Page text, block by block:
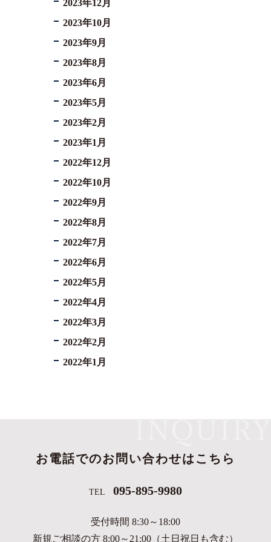
2023年12月
2023年10月
2023年9月
2023年8月
2023年6月
2023年5月
2023年2月
2023年1月
2022年12月
2022年10月
2022年9月
2022年8月
2022年7月
2022年6月
2022年5月
2022年4月
2022年3月
2022年2月
2022年1月
お電話でのお問い合わせはこちら
TEL 095-895-9980
受付時間 8:30～18:00
新規ご相談の方 8:00～21:00（土日祝日も含む）